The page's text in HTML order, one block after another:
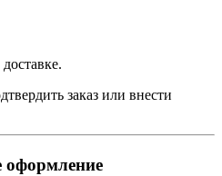
заказ или внести
оформление